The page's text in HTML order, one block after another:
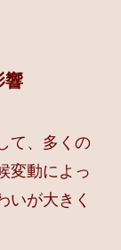
響
て、多くの
変動によっ
いが大きく